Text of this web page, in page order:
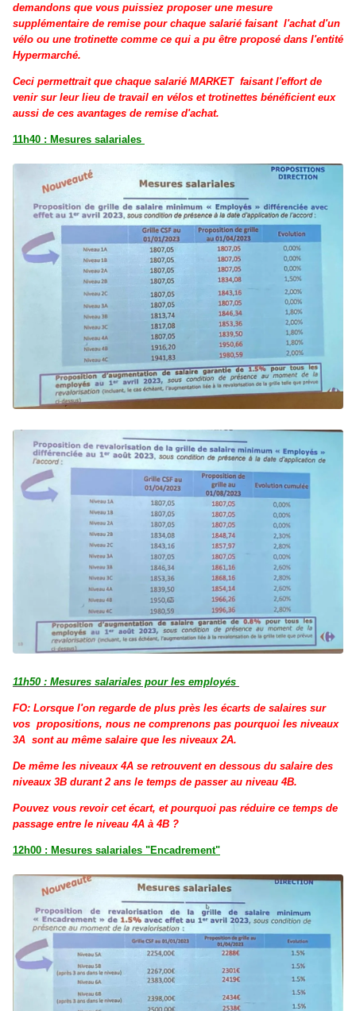
demandons que vous puissiez proposer une mesure
supplémentaire de remise pour chaque salarié faisant l'achat d'un
vélo ou une trotinette comme ce qui a pu être proposé dans l'entité
Hypermarché.
Ceci permettrait que chaque salarié MARKET faisant l'effort de
venir sur leur lieu de travail en vélos et trotinettes bénéficient eux
aussi de ces avantages de remise d'achat.
11h40 : Mesures salariales
11h50 : Mesures salariales pour les employés
FO: Lorsque l'on regarde de plus près les écarts de salaires sur
vos propositions, nous ne comprenons pas pourquoi les niveaux
3A sont au même salaire que les niveaux 2A.
De même les niveaux 4A se retrouvent en dessous du salaire des
niveaux 3B durant 2 ans le temps de passer au niveau 4B.
Pouvez vous revoir cet écart, et pourquoi pas réduire ce temps de
passage entre le niveau 4A à 4B ?
12h00 : Mesures salariales "Encadrement"